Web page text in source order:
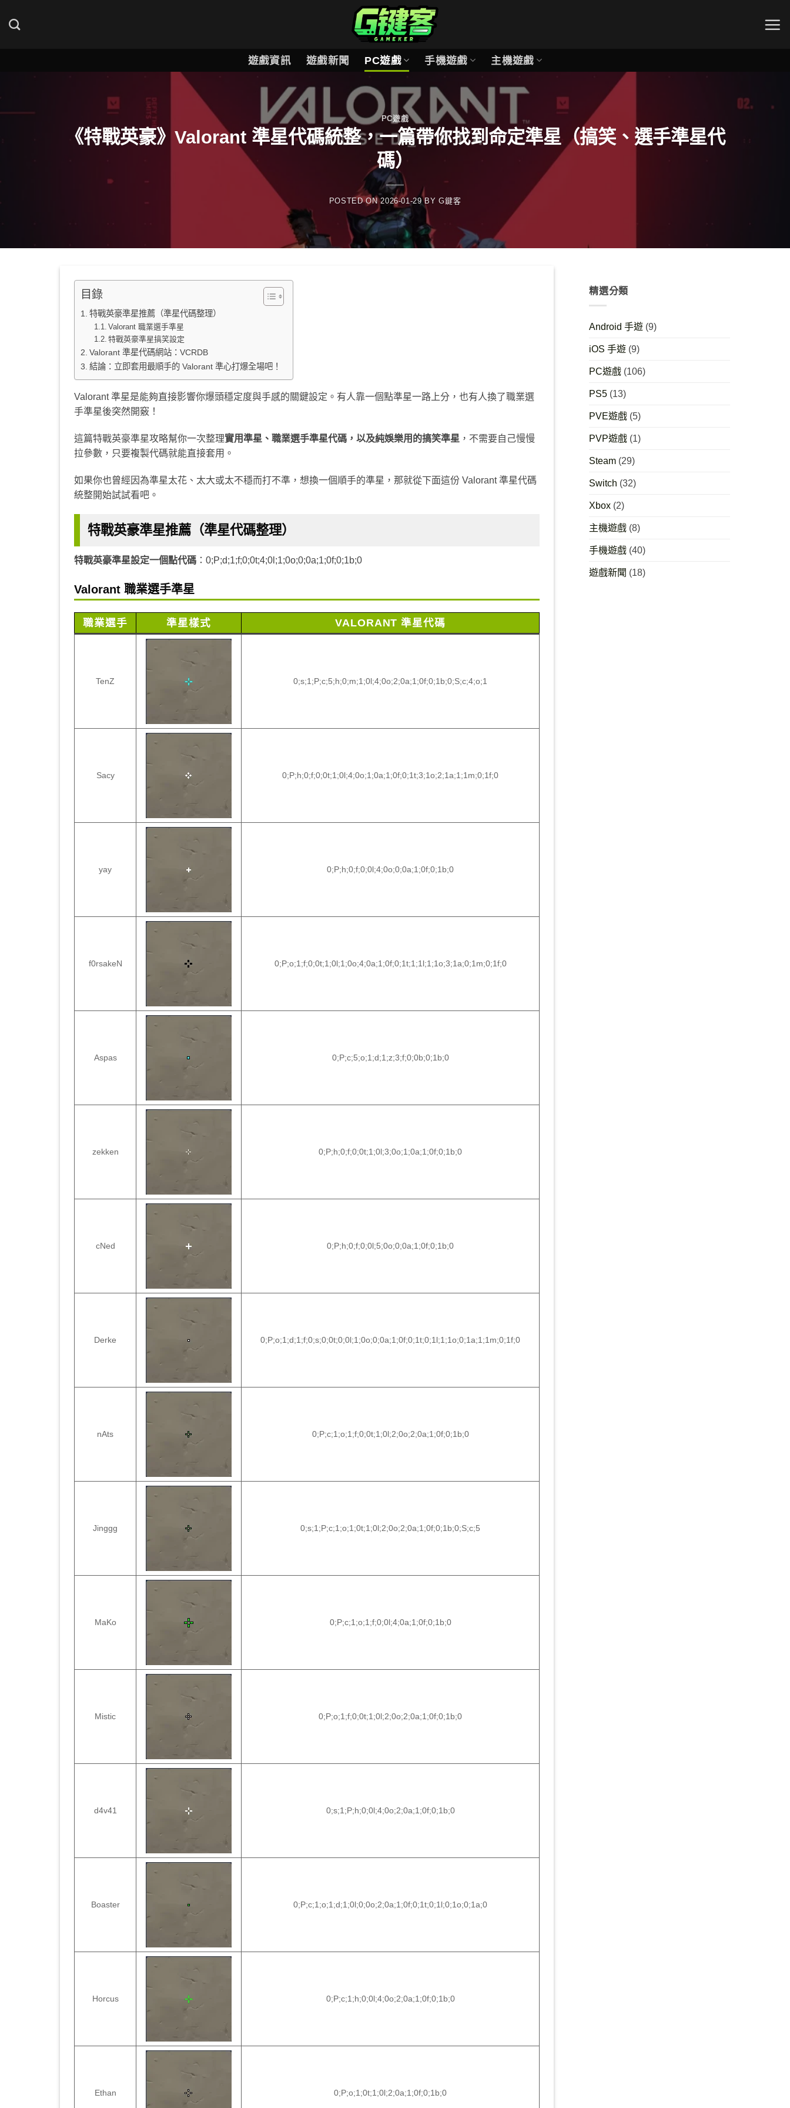
遊戲資訊 遊戲新聞 PC遊戲 手機遊戲 主機遊戲
PC遊戲
《特戰英豪》Valorant 準星代碼統整，一篇帶你找到命定準星（搞笑、選手準星代
碼）
POSTED ON2026-01-29 BYG鍵客
目錄
特戰英豪準星推薦（準星代碼整理）
Valorant 職業選手準星
特戰英豪準星搞笑設定
Valorant 準星代碼網站：VCRDB
結論：立即套用最順手的 Valorant 準心打爆全場吧！
Valorant 準星是能夠直接影響你爆頭穩定度與手感的關鍵設定。有人靠一個點準星一路上分，也有人換了職業選
手準星後突然開竅！
這篇特戰英豪準星攻略幫你一次整理實用準星、職業選手準星代碼，以及純娛樂用的搞笑準星 ，不需要自己慢慢
拉參數，只要複製代碼就能直接套用。
如果你也曾經因為準星太花、太大或太不穩而打不準，想換一個順手的準星，那就從下面這份 Valorant 準星代碼
統整開始試試看吧。
特戰英豪準星推薦（準星代碼整理）
特戰英豪準星設定一個點代碼 ：0;P;d;1;f;0;0t;4;0l;1;0o;0;0a;1;0f;0;1b;0
Valorant 職業選手準星
職業選手 準星樣式 VALORANT 準星代碼
TenZ 0;s;1;P;c;5;h;0;m;1;0l;4;0o;2;0a;1;0f;0;1b;0;S;c;4;o;1
Sacy 0;P;h;0;f;0;0t;1;0l;4;0o;1;0a;1;0f;0;1t;3;1o;2;1a;1;1m;0;1f;0
yay 0;P;h;0;f;0;0l;4;0o;0;0a;1;0f;0;1b;0
f0rsakeN 0;P;o;1;f;0;0t;1;0l;1;0o;4;0a;1;0f;0;1t;1;1l;1;1o;3;1a;0;1m;0;1f;0
Aspas 0;P;c;5;o;1;d;1;z;3;f;0;0b;0;1b;0
zekken 0;P;h;0;f;0;0t;1;0l;3;0o;1;0a;1;0f;0;1b;0
cNed 0;P;h;0;f;0;0l;5;0o;0;0a;1;0f;0;1b;0
Derke 0;P;o;1;d;1;f;0;s;0;0t;0;0l;1;0o;0;0a;1;0f;0;1t;0;1l;1;1o;0;1a;1;1m;0;1f;0
nAts 0;P;c;1;o;1;f;0;0t;1;0l;2;0o;2;0a;1;0f;0;1b;0
Jinggg 0;s;1;P;c;1;o;1;0t;1;0l;2;0o;2;0a;1;0f;0;1b;0;S;c;5
MaKo 0;P;c;1;o;1;f;0;0l;4;0a;1;0f;0;1b;0
Mistic 0;P;o;1;f;0;0t;1;0l;2;0o;2;0a;1;0f;0;1b;0
d4v41 0;s;1;P;h;0;0l;4;0o;2;0a;1;0f;0;1b;0
Boaster 0;P;c;1;o;1;d;1;0l;0;0o;2;0a;1;0f;0;1t;0;1l;0;1o;0;1a;0
Horcus 0;P;c;1;h;0;0l;4;0o;2;0a;1;0f;0;1b;0
Ethan 0;P;o;1;0t;1;0l;2;0a;1;0f;0;1b;0
精選分類
Android 手遊 (9)
iOS 手遊 (9)
PC遊戲 (106)
PS5 (13)
PVE遊戲 (5)
PVP遊戲 (1)
Steam (29)
Switch (32)
Xbox (2)
主機遊戲 (8)
手機遊戲 (40)
遊戲新聞 (18)